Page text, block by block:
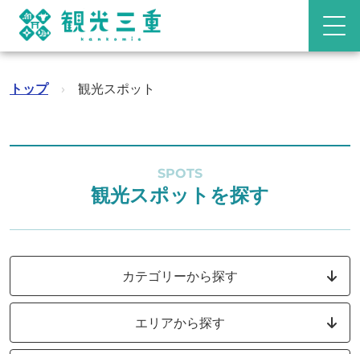
トップ › 観光スポット
SPOTS
観光スポットを探す
カテゴリーから探す
エリアから探す